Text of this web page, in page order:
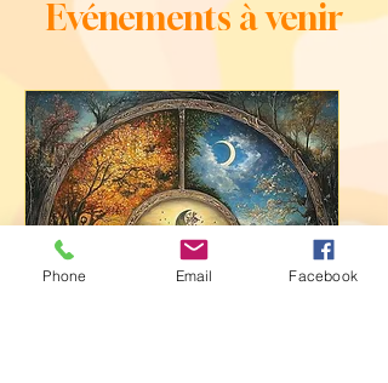
Evénements à venir
Phone Email Facebook